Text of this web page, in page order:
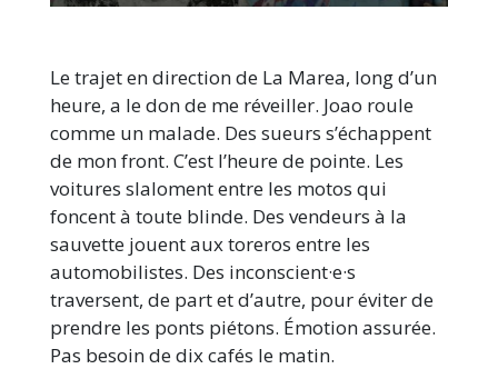
Le trajet en direction de La Marea, long d’un
heure, a le don de me réveiller. Joao roule
comme un malade. Des sueurs s’échappent
de mon front. C’est l’heure de pointe. Les
voitures slaloment entre les motos qui
foncent à toute blinde. Des vendeurs à la
sauvette jouent aux toreros entre les
automobilistes. Des inconscient·e·s
traversent, de part et d’autre, pour éviter de
prendre les ponts piétons. Émotion assurée.
Pas besoin de dix cafés le matin.